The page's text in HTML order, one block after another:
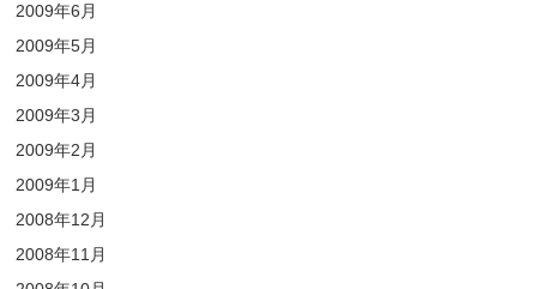
2009年6月
2009年5月
2009年4月
2009年3月
2009年2月
2009年1月
2008年12月
2008年11月